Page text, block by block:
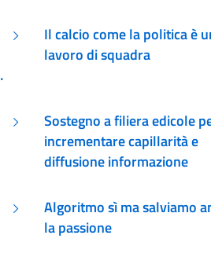
Il calcio come la politica è
lavoro di squadra
Sostegno a filiera edicole
incrementare capillarità e
diffusione informazione
Algoritmo sì ma salviamo
la passione